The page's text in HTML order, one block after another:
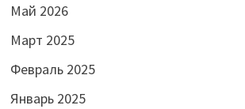
Май 2026
Март 2025
Февраль 2025
Январь 2025